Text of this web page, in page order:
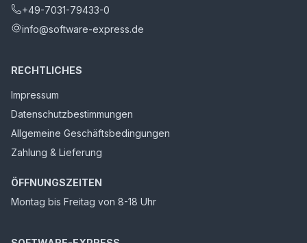
+49-7031-79433-0
info@software-express.de
RECHTLICHES
Impressum
Datenschutzbestimmungen
Allgemeine Geschäftsbedingungen
Zahlung & Lieferung
ÖFFNUNGSZEITEN
Montag bis Freitag von 8-18 Uhr